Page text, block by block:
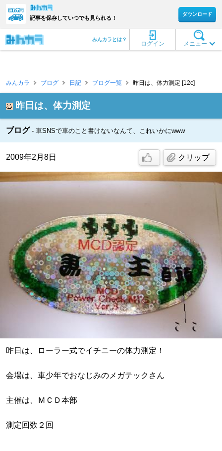
記事を保存していつでも見られる！
ダウンロード
メニュー
ログイン
みんカラとは？
みんカラ ブログ 日記 ブログ一覧 昨日は、体力測定 [12c]
昨日は、体力測定
ブログ 車SNSで車のこと書けないなんて、これいかにwww
2009年2月8日 クリップ
昨日は、ローラー式でイチニーの体力測定！
会場は、車少年でおなじみのメガテックさん
主催は、ＭＣＤ本部
測定回数２回